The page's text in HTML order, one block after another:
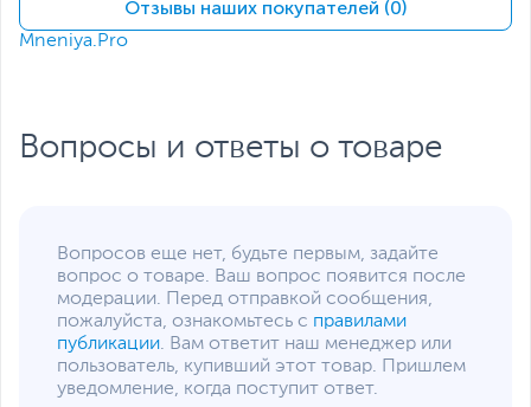
Отзывы наших покупателей (0)
Mneniya.Pro
Вопросы и ответы о товаре
Вопросов еще нет, будьте первым, задайте
вопрос о товаре. Ваш вопрос появится после
модерации. Перед отправкой сообщения,
пожалуйста, ознакомьтесь с правилами
публикации. Вам ответит наш менеджер или
пользователь, купивший этот товар. Пришлем
уведомление, когда поступит ответ.